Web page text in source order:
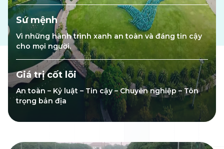
Sứ mệnh
Vì những hành trình xanh an toàn và đáng tin cậy
cho mọi người.
Giá trị cốt lõi
An toàn – Kỷ luật – Tin cậy – Chuyên nghiệp – Tôn
trọng bản địa